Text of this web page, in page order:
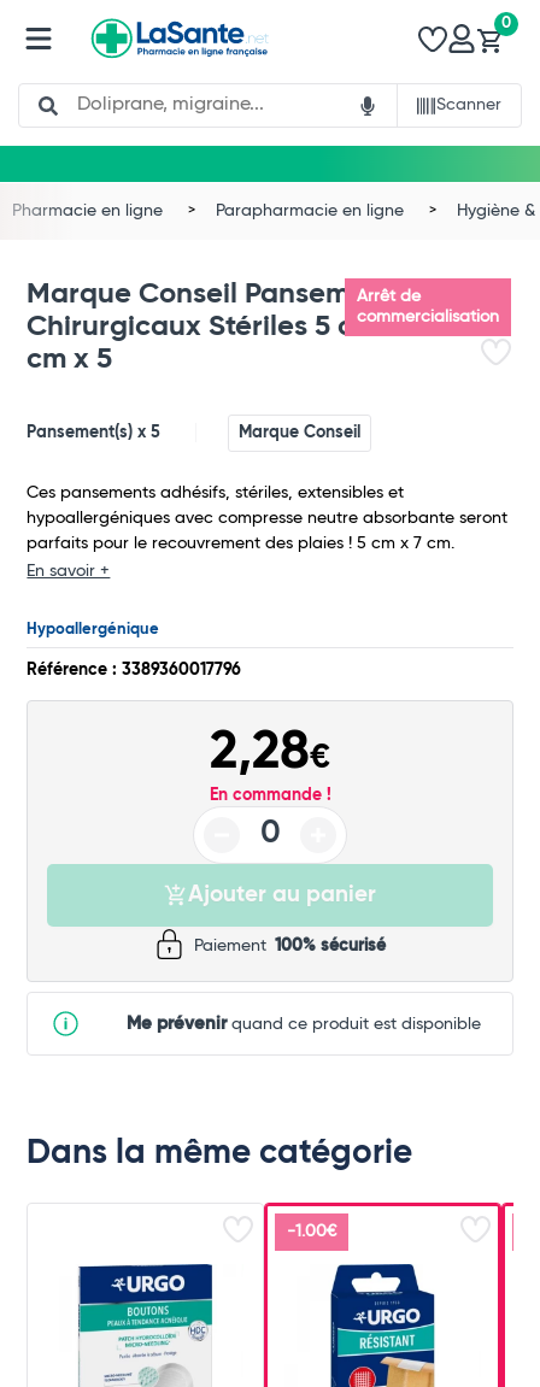
Search
Scanner
0
Total
Pharmacie en ligne Parapharmacie en ligne Hygiène
Arrêt de
commercialisation
Marque Conseil Pansements
Chirurgicaux Stériles 5 cm x 7
cm x 5
Pansement(s) x 5 Marque Conseil
Ces pansements adhésifs, stériles, extensibles et
hypoallergéniques avec compresse neutre absorbante seront
parfaits pour le recouvrement des plaies ! 5 cm x 7 cm.
En savoir +
Hypoallergénique
Référence : 3389360017796
2,28€
En commande !
Ajouter au panier
Paiement 100% sécurisé
Me prévenirquand ce produit est disponible
Dans la même catégorie
-1.00€